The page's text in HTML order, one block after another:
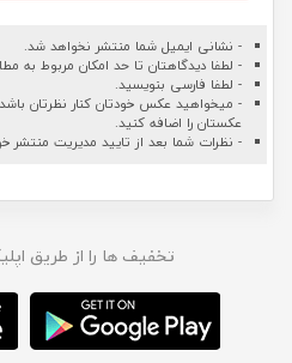
- نشانی ایمیل شما منتشر نخواهد شد.
- لطفا دیدگاهتان تا حد امکان مربوط به
- لطفا فارسی بنویسید.
- میخواهید عکس خودتان کنار نظرتان
عکستان را اضافه کنید.
- نظرات شما بعد از تایید مدیریت منتشر
تخفیف ها را از طریق